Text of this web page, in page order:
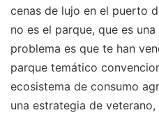
cenas de lujo en el puerto
no es el parque, que es
problema es que te han
parque temático
ecosistema de consumo
una estrategia de